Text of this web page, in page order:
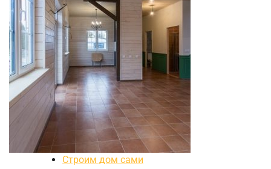
Строим дом сами